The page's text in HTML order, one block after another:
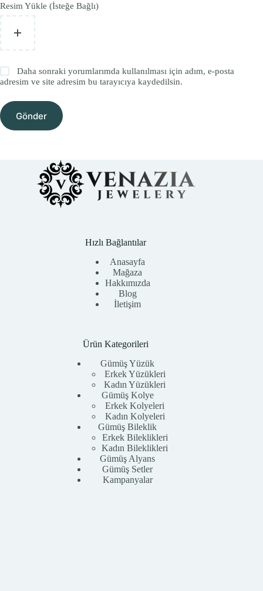
Resim Yükle (İsteğe Bağlı)
Daha sonraki yorumlarımda kullanılması için adım, e-posta
adresim ve site adresim bu tarayıcıya kaydedilsin.
Gönder
Hızlı Bağlantılar
Anasayfa
Mağaza
Hakkımızda
Blog
İletişim
Ürün Kategorileri
Gümüş Yüzük
Erkek Yüzükleri
Kadın Yüzükleri
Gümüş Kolye
Erkek Kolyeleri
Kadın Kolyeleri
Gümüş Bileklik
Erkek Bileklikleri
Kadın Bileklikleri
Gümüş Alyans
Gümüş Setler
Kampanyalar